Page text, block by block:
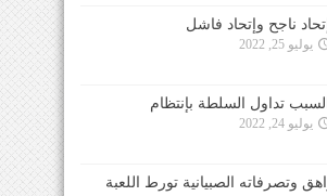
ناجح وإتحاد فاشل
يوليو 25, 2022
تداول السلطة بإنتظام
يوليو 24, 2022
وتصرفاته الصبيانية تورط اللعبة